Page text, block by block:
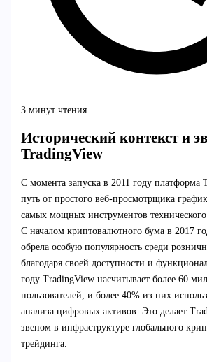
3 минут чтения
Исторический контекст и
TradingView
С момента запуска в 2011 году платформа
путь от простого веб-просмотрщика
самых мощных инструментов технического
С началом криптовалютного бума в 2017
обрела особую популярность среди
благодаря своей доступности и
году TradingView насчитывает более 60
пользователей, и более 40% из них
анализа цифровых активов. Это делает
звеном в инфраструктуре глобального
трейдинга.